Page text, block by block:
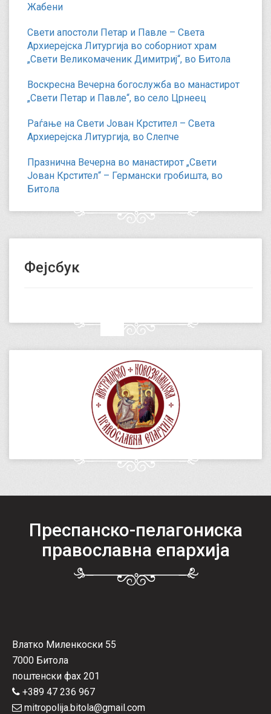
Жабени
Свети апостоли Петар и Павле – Света
Архиерејска Литургија во соборниот храм
„Свети Великомаченик Димитриј“, во Битола
Воскресна Вечерна богослужба во манастирот
„Свети Петар и Павле“, во село Црнеец
Раѓање на Свети Јован Крстител – Света
Архиерејска Литургија, во Слепче
Празнична Вечерна во манастирот „Свети
Јован Крстител“ – Германски гробишта, во
Битола
Фејсбук
Преспанско-пелагониска
православна епархија
Влатко Миленкоски 55
7000 Битола
поштенски фах 201
+389 47 236 967
mitropolija.bitola@gmail.com